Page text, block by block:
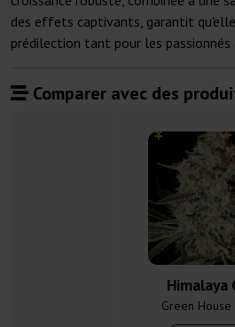
des effets captivants, garantit
prédilection tant pour les
Comparer avec des
Himalaya
Green House